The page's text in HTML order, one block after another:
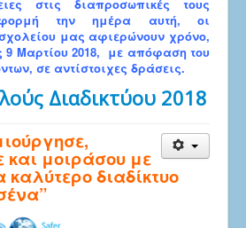
στις διαπροσωπικές τους
την ημέρα αυτή, οι
σχολείου μας αφιερώνουν χρόνο,
9 Μαρτίου 2018, με απόφαση του
σε αντίστοιχες δράσεις.
Διαδικτύου 2018
και μοιράσου με
διαδίκτυο